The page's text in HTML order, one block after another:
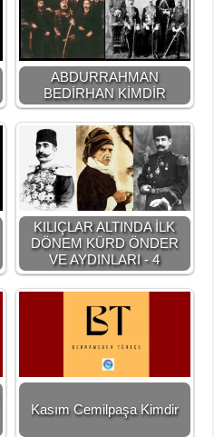
ABDURRAHMAN
BEDİRHAN KİMDİR
KILIÇLAR ALTINDA İLK
DÖNEM KÜRD ÖNDER
VE AYDINLARI - 4
Kasım Cemilpaşa Kimdir